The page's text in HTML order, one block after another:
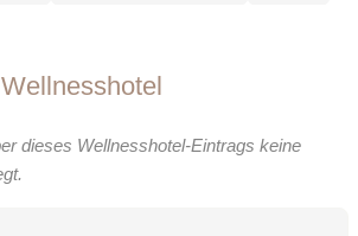
dieses Wellnesshotel-Eintrags keine